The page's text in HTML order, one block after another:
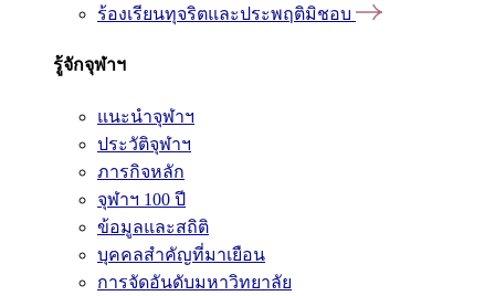
ร้องเรียนทุจริตและประพฤติมิชอบ
รู้จักจุฬาฯ
แนะนำจุฬาฯ
ประวัติจุฬาฯ
ภารกิจหลัก
จุฬาฯ 100 ปี
ข้อมูลและสถิติ
บุคคลสำคัญที่มาเยือน
การจัดอันดับมหาวิทยาลัย